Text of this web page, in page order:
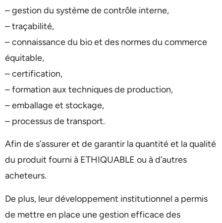
– gestion du système de contrôle interne,
– traçabilité,
– connaissance du bio et des normes du commerce
équitable,
– certification,
– formation aux techniques de production,
– emballage et stockage,
– processus de transport.
Afin de s’assurer et de garantir la quantité et la qualité
du produit fourni à ETHIQUABLE ou à d’autres
acheteurs.
De plus, leur développement institutionnel a permis
de mettre en place une gestion efficace des